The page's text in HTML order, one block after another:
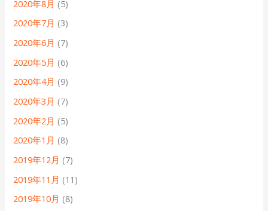
2020年8月 (5)
2020年7月 (3)
2020年6月 (7)
2020年5月 (6)
2020年4月 (9)
2020年3月 (7)
2020年2月 (5)
2020年1月 (8)
2019年12月 (7)
2019年11月 (11)
2019年10月 (8)